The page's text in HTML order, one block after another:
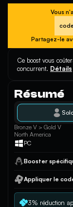
Vous
Partagez-le
Ce boost vous
concurrent. Détails
Résumé
Bronze V > Gold V
North America
PC
Booster
Appliquer le
3% réduction